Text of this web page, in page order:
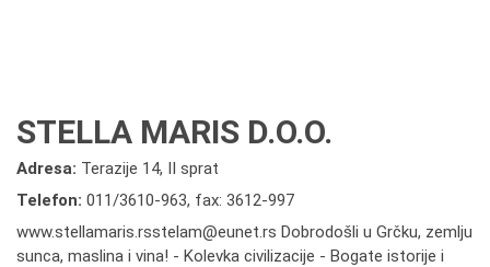
STELLA MARIS D.O.O.
Adresa: Terazije 14, II sprat
Telefon: 011/3610-963, fax: 3612-997
www.stellamaris.rsstelam@eunet.rs Dobrodošli u Grčku, zemlju
sunca, maslina i vina! - Kolevka civilizacije - Bogate istorije i